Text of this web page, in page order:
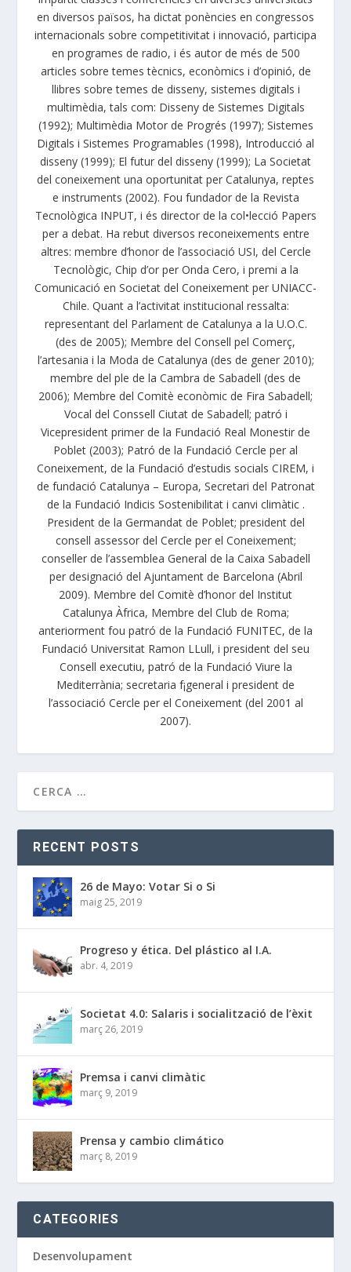
en diversos països, ha dictat ponències en congressos
internacionals sobre competitivitat i innovació, participa
en programes de radio, i és autor de més de 500
articles sobre temes tècnics, econòmics i d’opinió, de
llibres sobre temes de disseny, sistemes digitals i
multimèdia, tals com: Disseny de Sistemes Digitals
(1992); Multimèdia Motor de Progrés (1997); Sistemes
Digitals i Sistemes Programables (1998), Introducció al
disseny (1999); El futur del disseny (1999); La Societat
del coneixement una oportunitat per Catalunya, reptes
e instruments (2002). Fou fundador de la Revista
Tecnològica INPUT, i és director de la col•lecció Papers
per a debat. Ha rebut diversos reconeixements entre
altres: membre d’honor de l’associació USI, del Cercle
Tecnològic, Chip d’or per Onda Cero, i premi a la
Comunicació en Societat del Coneixement per UNIACC-
Chile. Quant a l’activitat institucional ressalta:
representant del Parlament de Catalunya a la U.O.C.
(des de 2005); Membre del Consell pel Comerç,
l’artesania i la Moda de Catalunya (des de gener 2010);
membre del ple de la Cambra de Sabadell (des de
2006); Membre del Comitè econòmic de Fira Sabadell;
Vocal del Conssell Ciutat de Sabadell; patró i
Vicepresident primer de la Fundació Real Monestir de
Poblet (2003); Patró de la Fundació Cercle per al
Coneixement, de la Fundació d’estudis socials CIREM, i
de fundació Catalunya – Europa, Secretari del Patronat
de la Fundació Indicis Sostenibilitat i canvi climàtic .
President de la Germandat de Poblet; president del
consell assessor del Cercle per el Coneixement;
conseller de l’assemblea General de la Caixa Sabadell
per designació del Ajuntament de Barcelona (Abril
2009). Membre del Comitè d’honor del Institut
Catalunya Àfrica, Membre del Club de Roma;
anteriorment fou patró de la Fundació FUNITEC, de la
Fundació Universitat Ramon LLull, i president del seu
Consell executiu, patró de la Fundació Viure la
Mediterrània; secretaria f¡general i president de
l’associació Cercle per el Coneixement (del 2001 al
2007).
RECENT POSTS
26 de Mayo: Votar Si o Si
maig 25, 2019
Progreso y ética. Del plástico al I.A.
abr. 4, 2019
Societat 4.0: Salaris i socialització de l’èxit
març 26, 2019
Premsa i canvi climàtic
març 9, 2019
Prensa y cambio climático
març 8, 2019
CATEGORIES
Desenvolupament